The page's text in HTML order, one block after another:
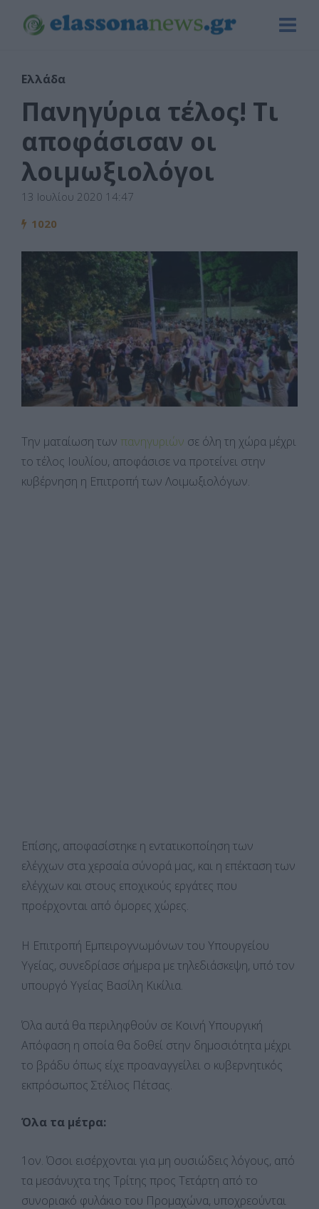
Ελλάδα
Πανηγύρια τέλος! Τι
αποφάσισαν οι
λοιμωξιολόγοι
13 Ιουλίου 2020 14:47
1020
Την ματαίωση των πανηγυριών σε όλη τη χώρα μέχρι
το τέλος Ιουλίου, αποφάσισε να προτείνει στην
κυβέρνηση η Επιτροπή των Λοιμωξιολόγων.
Επίσης, αποφασίστηκε η εντατικοποίηση των
ελέγχων στα χερσαία σύνορά μας, και η επέκταση των
ελέγχων και στους εποχικούς εργάτες που
προέρχονται από όμορες χώρες.
Η Επιτροπή Εμπειρογνωμόνων του Υπουργείου
Υγείας, συνεδρίασε σήμερα με τηλεδιάσκεψη, υπό τον
υπουργό Υγείας Βασίλη Κικίλια.
Όλα αυτά θα περιληφθούν σε Κοινή Υπουργική
Απόφαση η οποία θα δοθεί στην δημοσιότητα μέχρι
το βράδυ όπως είχε προαναγγείλει ο κυβερνητικός
εκπρόσωπος Στέλιος Πέτσας.
Όλα τα μέτρα:
1ον. Όσοι εισέρχονται για μη ουσιώδεις λόγους, από
τα μεσάνυχτα της Τρίτης προς Τετάρτη από το
συνοριακό φυλάκιο του Προμαχώνα, υποχρεούνται